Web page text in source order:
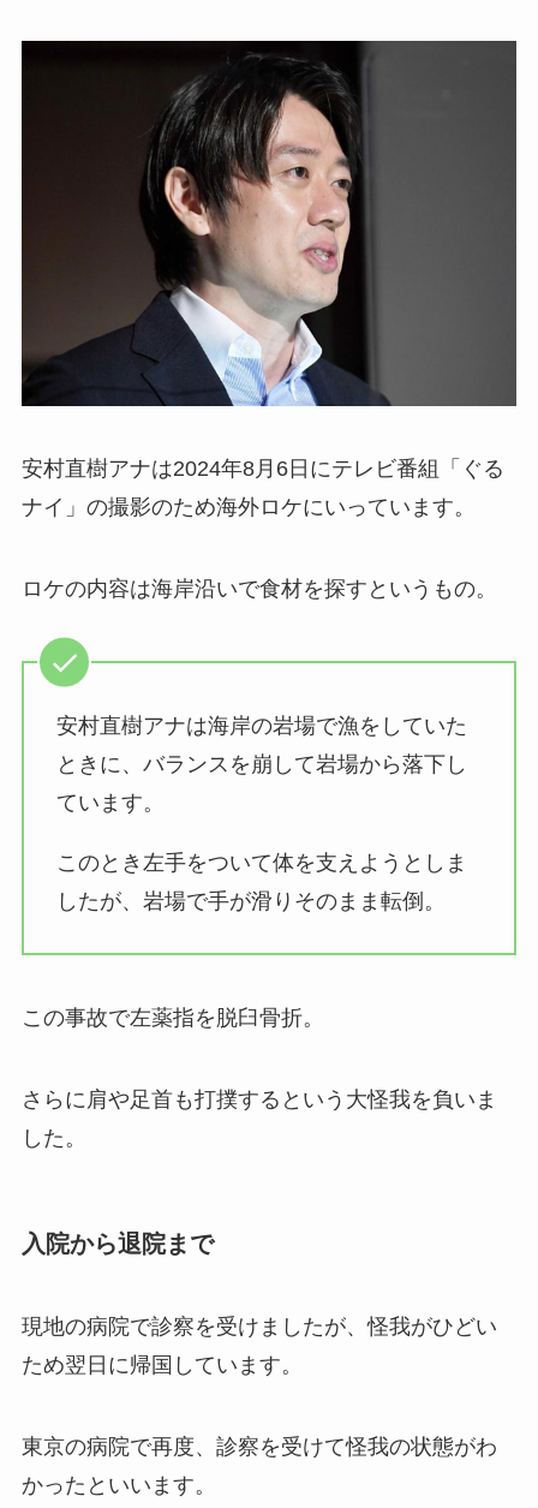
安村直樹アナは2024年8月6日にテレビ番組「ぐる
ナイ」の撮影のため海外ロケにいっています。
ロケの内容は海岸沿いで食材を探すというもの。
安村直樹アナは海岸の岩場で漁をしていた
ときに、バランスを崩して岩場から落下し
ています。
このとき左手をついて体を支えようとしま
したが、岩場で手が滑りそのまま転倒。
この事故で左薬指を脱臼骨折。
さらに肩や足首も打撲するという大怪我を負いま
した。
入院から退院まで
現地の病院で診察を受けましたが、怪我がひどい
ため翌日に帰国しています。
東京の病院で再度、診察を受けて怪我の状態がわ
かったといいます。